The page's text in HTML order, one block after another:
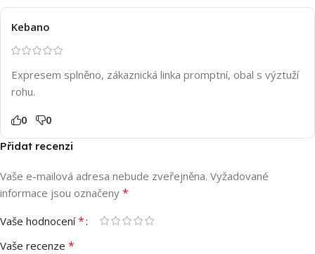
Kebano
Expresem splněno, zákaznická linka promptní, obal s výztuží
rohu.
0 0
Přidat recenzi
Vaše e-mailová adresa nebude zveřejněna. Vyžadované
informace jsou označeny *
Vaše hodnocení*
Vaše recenze *